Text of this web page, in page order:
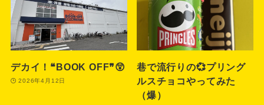
デカイ！❝BOOK OFF❞😲
2026年4月12日
巷で流行りの💞プリング
ルスチョコやってみた
（爆）